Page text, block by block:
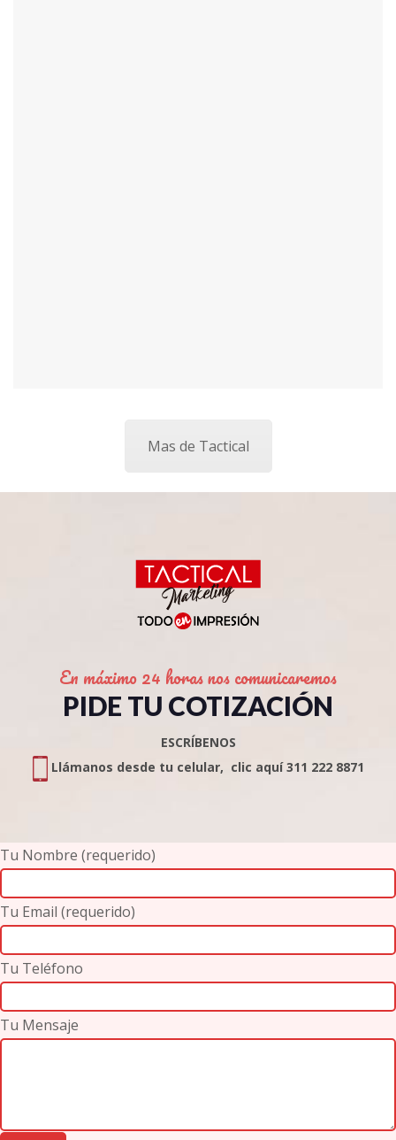
Mas de Tactical
En máximo 24 horas nos comunicaremos
PIDE TU COTIZACIÓN
ESCRÍBENOS
Llámanos desde tu celular, clic aquí 311 222 8871
Tu Nombre (requerido)
Tu Email (requerido)
Tu Teléfono
Tu Mensaje